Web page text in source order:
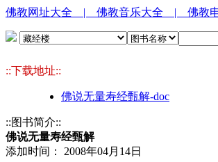
佛教网址大全 | 佛教音乐大全 | 佛教
::下载地址::
佛说无量寿经甄解-doc
::图书简介::
佛说无量寿经甄解
添加时间： 2008年04月14日